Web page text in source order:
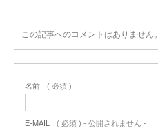
この記事へのコメントはありません。
名前 ( 必須 )
E-MAIL ( 必須 ) - 公開されません -